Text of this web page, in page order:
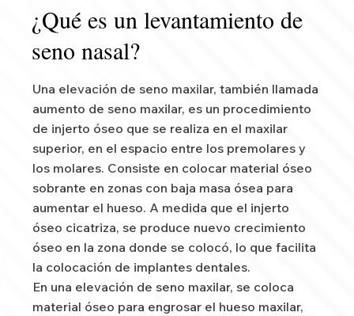
¿Qué es un levantamiento de
seno nasal?
Una elevación de seno maxilar, también llamada
aumento de seno maxilar, es un procedimiento
de injerto óseo que se realiza en el maxilar
superior, en el espacio entre los premolares y
los molares. Consiste en colocar material óseo
sobrante en zonas con baja masa ósea para
aumentar el hueso. A medida que el injerto
óseo cicatriza, se produce nuevo crecimiento
óseo en la zona donde se colocó, lo que facilita
la colocación de implantes dentales.
En una elevación de seno maxilar, se coloca
material óseo para engrosar el hueso maxilar,